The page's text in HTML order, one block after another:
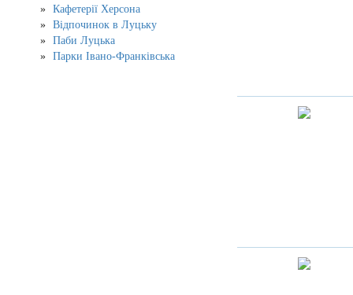
Кафетерії Херсона
Відпочинок в Луцьку
Паби Луцька
Парки Івано-Франківська